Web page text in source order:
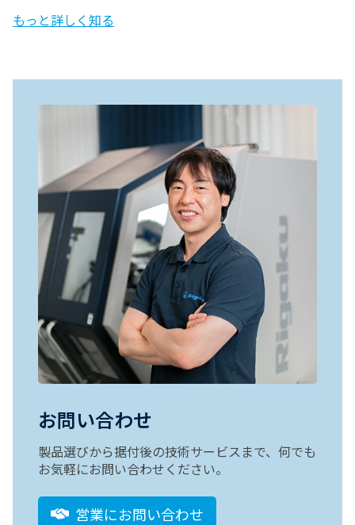
もっと詳しく知る
お問い合わせ
製品選びから据付後の技術サービスまで、何でも
お気軽にお問い合わせください。
営業にお問い合わせ